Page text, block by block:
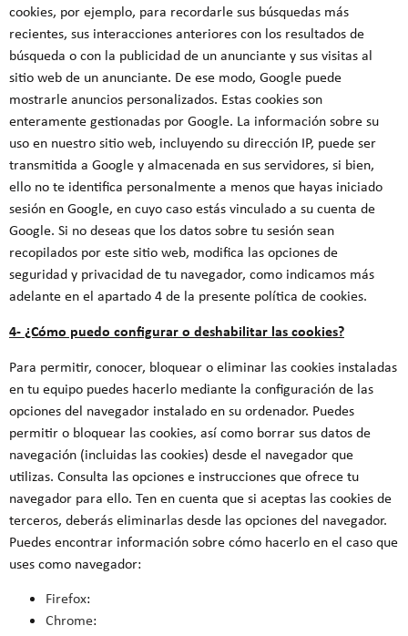
cookies, por ejemplo, para recordarle sus búsquedas más
recientes, sus interacciones anteriores con los resultados de
búsqueda o con la publicidad de un anunciante y sus visitas al
sitio web de un anunciante. De ese modo, Google puede
mostrarle anuncios personalizados. Estas cookies son
enteramente gestionadas por Google. La información sobre su
uso en nuestro sitio web, incluyendo su dirección IP, puede ser
transmitida a Google y almacenada en sus servidores, si bien,
ello no te identifica personalmente a menos que hayas iniciado
sesión en Google, en cuyo caso estás vinculado a su cuenta de
Google. Si no deseas que los datos sobre tu sesión sean
recopilados por este sitio web, modifica las opciones de
seguridad y privacidad de tu navegador, como indicamos más
adelante en el apartado 4 de la presente política de cookies.
4- ¿Cómo puedo configurar o deshabilitar las cookies?
Para permitir, conocer, bloquear o eliminar las cookies instaladas
en tu equipo puedes hacerlo mediante la configuración de las
opciones del navegador instalado en su ordenador. Puedes
permitir o bloquear las cookies, así como borrar sus datos de
navegación (incluidas las cookies) desde el navegador que
utilizas. Consulta las opciones e instrucciones que ofrece tu
navegador para ello. Ten en cuenta que si aceptas las cookies de
terceros, deberás eliminarlas desde las opciones del navegador.
Puedes encontrar información sobre cómo hacerlo en el caso que
uses como navegador:
Firefox:
Chrome: